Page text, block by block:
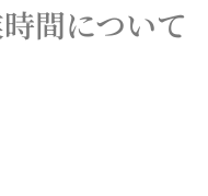
間について